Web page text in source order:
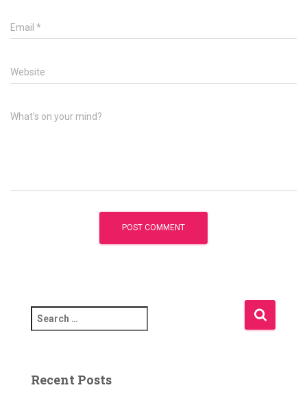
Email *
Website
What's on your mind?
e
c
Recent Posts